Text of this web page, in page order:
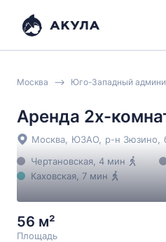
Москва Юго-Западный
Аренда 2х-
Москва, ЮЗАО, р-н Зюзино,
Чертановская, 4 мин
Каховская, 7 мин
56 м²
Площадь